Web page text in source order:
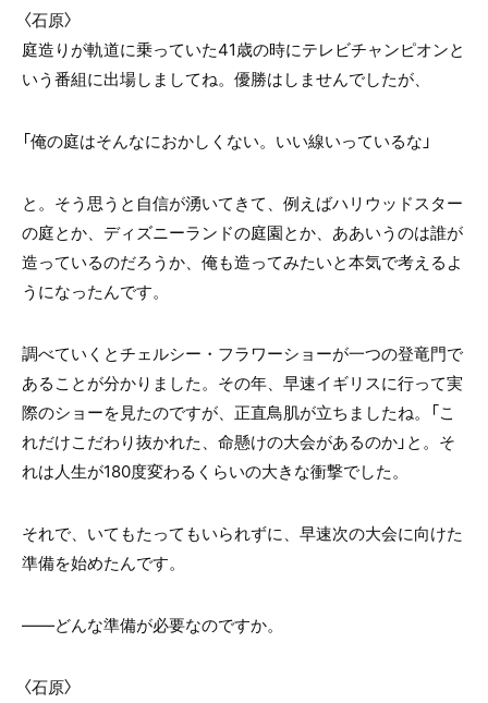
〈石原〉
庭造りが軌道に乗っていた41歳の時にテレビチャンピオンと
いう番組に出場しましてね。優勝はしませんでしたが、
「俺の庭はそんなにおかしくない。いい線いっているな」
と。そう思うと自信が湧いてきて、例えばハリウッドスター
の庭とか、ディズニーランドの庭園とか、ああいうのは誰が
造っているのだろうか、俺も造ってみたいと本気で考えるよ
うになったんです。
調べていくとチェルシー・フラワーショーが一つの登竜門で
あることが分かりました。その年、早速イギリスに行って実
際のショーを見たのですが、正直鳥肌が立ちましたね。「こ
れだけこだわり抜かれた、命懸けの大会があるのか」と。そ
れは人生が180度変わるくらいの大きな衝撃でした。
それで、いてもたってもいられずに、早速次の大会に向けた
準備を始めたんです。
――どんな準備が必要なのですか。
〈石原〉